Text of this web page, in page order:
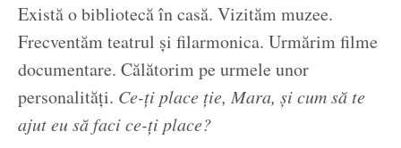
Există o bibliotecă în casă. Vizităm muzee.
Frecventăm teatrul și filarmonica. Urmărim filme
documentare. Călătorim pe urmele unor
personalități. Ce-ți place ție, Mara, și cum să te
ajut eu să faci ce-ți place?